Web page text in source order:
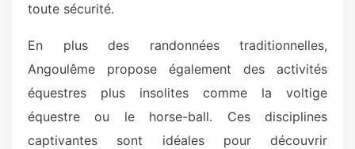
toute sécurité.
En plus des randonnées traditionnelles,
Angoulême propose également des activités
équestres plus insolites comme la voltige
équestre ou le horse-ball. Ces disciplines
captivantes sont idéales pour découvrir